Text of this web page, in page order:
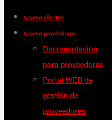
Acceso clientes
Acceso proveedores
Documentación
para proveedores
Portal WEB de
gestión de
proveedores